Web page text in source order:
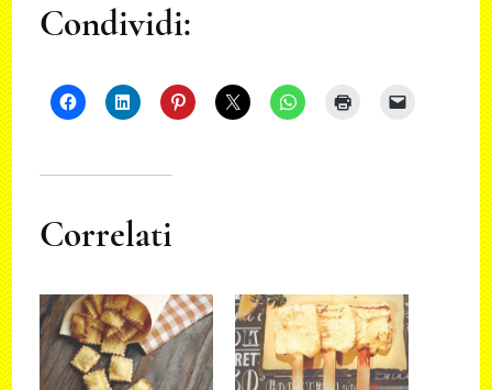
Condividi:
Correlati